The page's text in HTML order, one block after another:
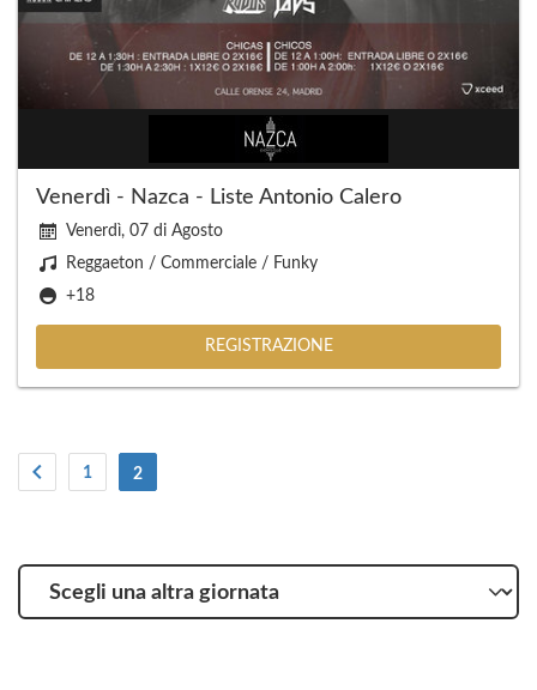
Venerdì - Nazca - Liste Antonio Calero
Venerdì, 07 di Agosto
Reggaeton / Commerciale / Funky
+18
REGISTRAZIONE
1 2(Attuale)
Scegli